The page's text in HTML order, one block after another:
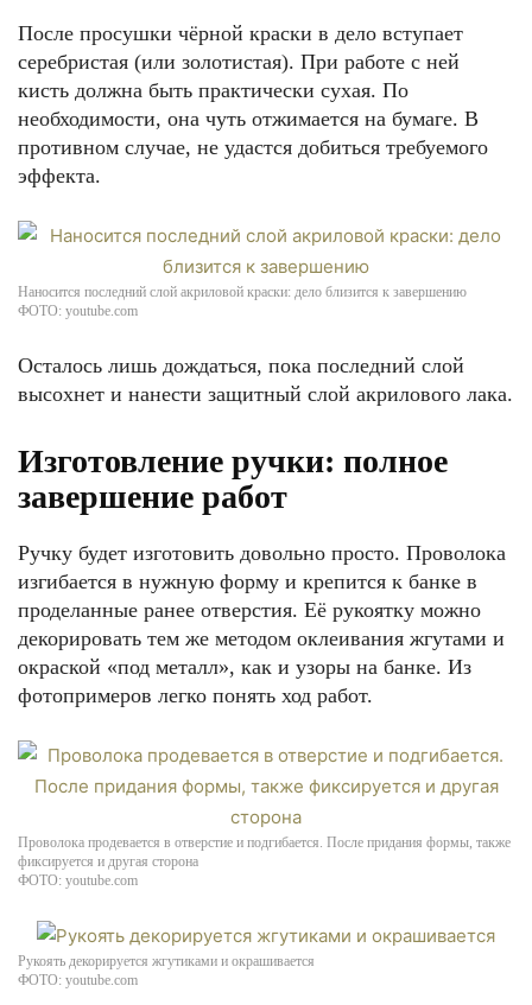
После просушки чёрной краски в дело вступает
серебристая (или золотистая). При работе с ней
кисть должна быть практически сухая. По
необходимости, она чуть отжимается на бумаге. В
противном случае, не удастся добиться требуемого
эффекта.
Наносится последний слой акриловой краски: дело близится к завершению
ФОТО: youtube.com
Осталось лишь дождаться, пока последний слой
высохнет и нанести защитный слой акрилового лака.
Изготовление ручки: полное
завершение работ
Ручку будет изготовить довольно просто. Проволока
изгибается в нужную форму и крепится к банке в
проделанные ранее отверстия. Её рукоятку можно
декорировать тем же методом оклеивания жгутами и
окраской «под металл», как и узоры на банке. Из
фотопримеров легко понять ход работ.
Проволока продевается в отверстие и подгибается. После придания формы, также
фиксируется и другая сторона
ФОТО: youtube.com
Рукоять декорируется жгутиками и окрашивается
ФОТО: youtube.com